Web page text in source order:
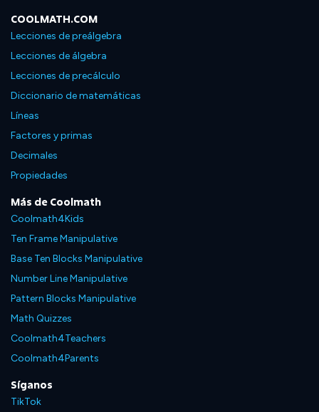
COOLMATH.COM
Lecciones de preálgebra
Lecciones de álgebra
Lecciones de precálculo
Diccionario de matemáticas
Líneas
Factores y primas
Decimales
Propiedades
Más de Coolmath
Coolmath4Kids
Ten Frame Manipulative
Base Ten Blocks Manipulative
Number Line Manipulative
Pattern Blocks Manipulative
Math Quizzes
Coolmath4Teachers
Coolmath4Parents
Síganos
TikTok